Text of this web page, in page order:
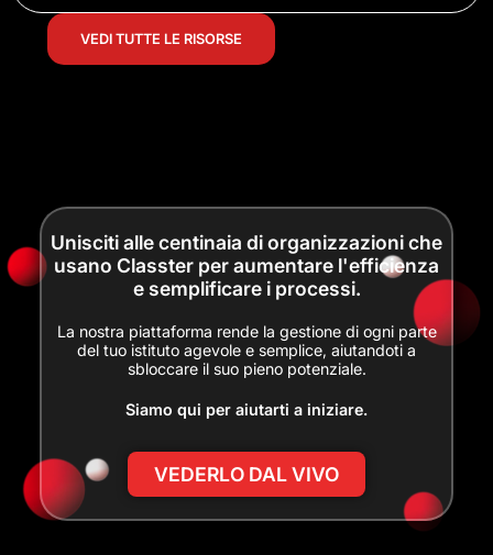
VEDI TUTTE LE RISORSE
Unisciti alle centinaia di organizzazioni che
usano Classter per aumentare l'efficienza
e semplificare i processi.
La nostra piattaforma rende la gestione di ogni parte
del tuo istituto agevole e semplice, aiutandoti a
sbloccare il suo pieno potenziale.
Siamo qui per aiutarti a iniziare.
VEDERLO DAL VIVO